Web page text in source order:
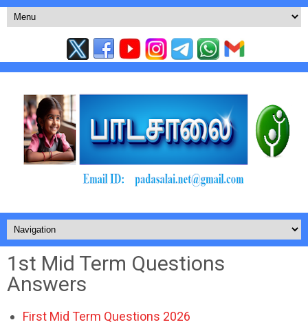
1st Mid Term Questions
Answers
First Mid Term Questions 2026